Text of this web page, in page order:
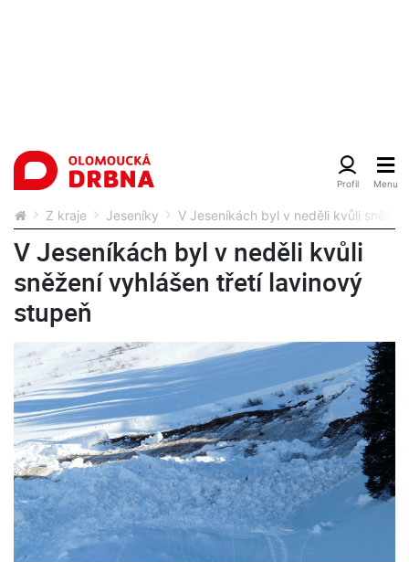
Z kraje Jeseníky V Jeseníkách byl v neděli kvůli
V Jeseníkách byl v neděli kvůli
sněžení vyhlášen třetí lavinový
stupeň